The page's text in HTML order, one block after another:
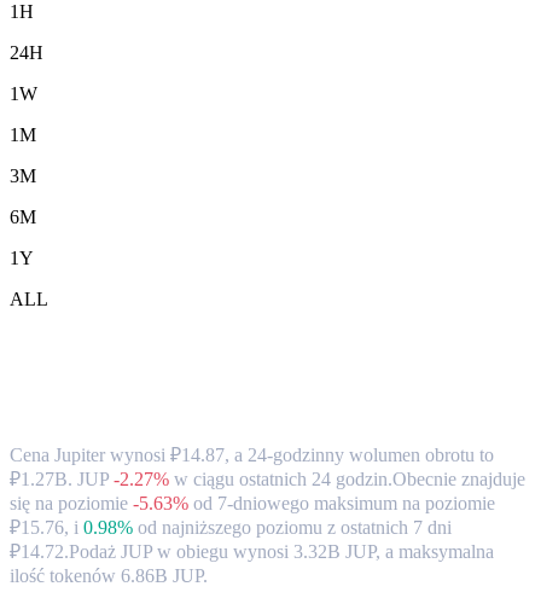
1H
24H
1W
1M
3M
6M
1Y
ALL
Cena Jupiter wynosi ₽14.87, a 24-godzinny wolumen obrotu to
₽1.27B. JUP -2.27% w ciągu ostatnich 24 godzin.Obecnie znajduje
się na poziomie -5.63% od 7-dniowego maksimum na poziomie
₽15.76, i 0.98% od najniższego poziomu z ostatnich 7 dni
₽14.72.Podaż JUP w obiegu wynosi 3.32B JUP, a maksymalna
ilość tokenów 6.86B JUP.